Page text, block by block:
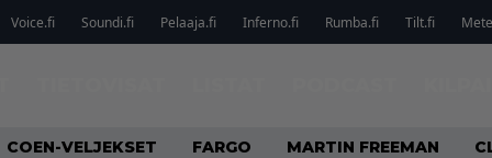
Voice.fi Soundi.fi Pelaaja.fi Inferno.fi Rumba.fi Tilt.fi
COEN-VELJEKSET FARGO MARTIN FREEMAN